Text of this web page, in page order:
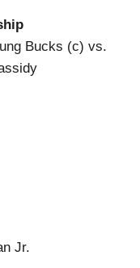
Bucks (c) vs.
Jr.